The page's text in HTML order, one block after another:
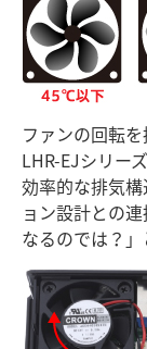
ファンの回転
LHR-EJシリー
効率的な排気
ョン設計との
なるのでは？」